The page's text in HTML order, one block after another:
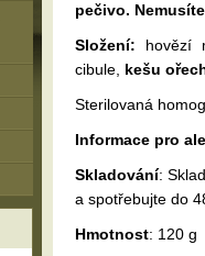
pečivo.
Složení: hovězí
cibule, kešu
Sterilovaná
Informace pro
Skladování:
a spotřebujte do
Hmotnost: 120 g